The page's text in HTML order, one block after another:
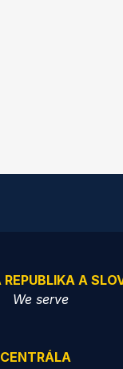
A
We serve
CENTRÁLA